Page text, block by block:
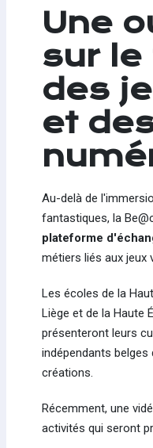
Une
sur le
des
et
Au-delà de
fantastiques, la
plateforme
métiers liés aux jeux
Les écoles de la
Liège et de la Haute
présenteront leurs
indépendants
créations.
Récemment, une
activités qui seront